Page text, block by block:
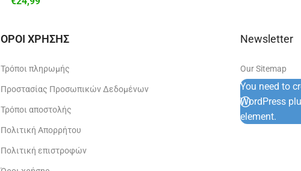
ΟΡΟΙ ΧΡΗΣΗΣ
Τρόποι πληρωμής
Προστασίας Προσωπικών Δεδομένων
Τρόποι αποστολής
Πολιτική Απορρήτου
Πολιτική επιστροφών
Newsletter
Our Sitemap
You need to
WordPress
element.